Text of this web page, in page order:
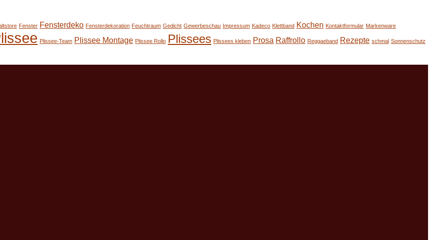
Fenster Fensterdeko Fensterdekoration Feuchtraum Gedicht Gewerbeschau Impressum Kadeco Klettband Kochen Kontaktformular Markenware
Plissee-Team Plissee Montage Plissee Rollo Plissees Plissees kleben Prosa Raffrollo Reggaeband Rezepte schmal Sonnenschutz